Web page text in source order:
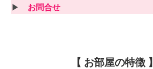
▶ お問合せ
【 お部屋の特徴 】